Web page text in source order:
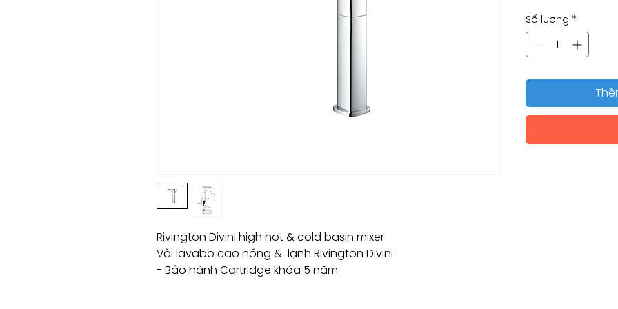
Rivington Divini high hot & cold basin mixer
Vòi lavabo cao nóng & lạnh Rivington Divini
- Bảo hành Cartridge khóa 5 năm
Số lượng *